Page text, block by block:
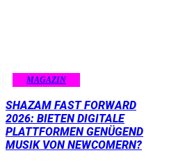
MAGAZIN
SHAZAM FAST FORWARD
2026: BIETEN DIGITALE
PLATTFORMEN GENÜGEND
MUSIK VON NEWCOMERN?